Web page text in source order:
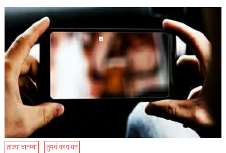
ताज्या बातम्या तुमचं काय मत